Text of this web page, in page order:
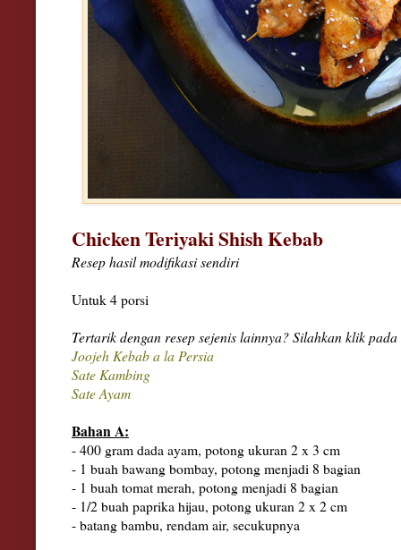
Chicken Teriyaki Shish Kebab
Resep hasil modifikasi sendiri
Untuk 4 porsi
Tertarik dengan resep sejenis lainnya? Silahkan klik
Joojeh Kebab a la Persia
Sate Kambing
Sate Ayam
Bahan A:
- 400 gram dada ayam, potong ukuran 2 x 3 cm
- 1 buah bawang bombay, potong menjadi 8 bagian
- 1 buah tomat merah, potong menjadi 8 bagian
- 1/2 buah paprika hijau, potong ukuran 2 x 2 cm
- batang bambu, rendam air, secukupnya